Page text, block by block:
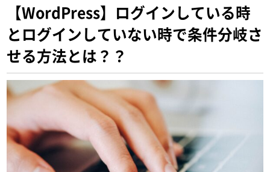
【WordPress】ログインしている時
とログインしていない時で条件分岐さ
せる方法とは？？